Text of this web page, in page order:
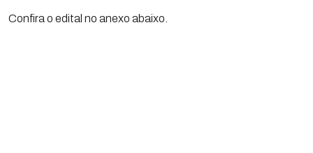
Confira o edital no anexo abaixo.